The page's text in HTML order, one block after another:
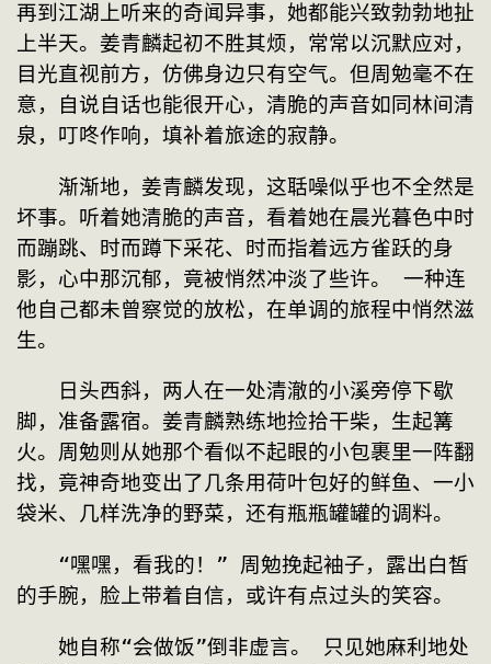
再到江湖上听来的奇闻异事，她都能兴致勃勃地扯
上半天。姜青麟起初不胜其烦，常常以沉默应对，
目光直视前方，仿佛身边只有空气。但周勉毫不在
意，自说自话也能很开心，清脆的声音如同林间清
泉，叮咚作响，填补着旅途的寂静。
渐渐地，姜青麟发现，这聒噪似乎也不全然是
坏事。听着她清脆的声音，看着她在晨光暮色中时
而蹦跳、时而蹲下采花、时而指着远方雀跃的身
影，心中那沉郁，竟被悄然冲淡了些许。 一种连
他自己都未曾察觉的放松，在单调的旅程中悄然滋
生。
日头西斜，两人在一处清澈的小溪旁停下歇
脚，准备露宿。姜青麟熟练地捡拾干柴，生起篝
火。周勉则从她那个看似不起眼的小包裹里一阵翻
找，竟神奇地变出了几条用荷叶包好的鲜鱼、一小
袋米、几样洗净的野菜，还有瓶瓶罐罐的调料。
“嘿嘿，看我的！” 周勉挽起袖子，露出白皙
的手腕，脸上带着自信，或许有点过头的笑容。
她自称“会做饭”倒非虚言。 只见她麻利地处